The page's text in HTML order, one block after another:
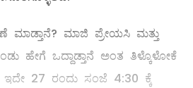
ಮಾಡ್ತಾನೆ? ಮಾಜಿ ಪ್ರೇಯಸಿ ಮತ್ತು
ಹೇಗೆ ಒದ್ದಾಡ್ತಾನೆ ಅಂತ ತಿಳ್ಕೊಳೋಕೆ
ಇದೇ 27 ರಂದು ಸಂಜೆ 4:30 ಕ್ಕೆ